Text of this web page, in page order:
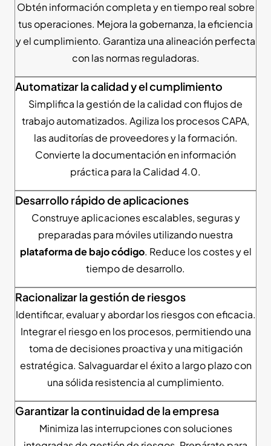
Obtén información completa y en tiempo real sobre
tus operaciones. Mejora la gobernanza, la eficiencia
y el cumplimiento. Garantiza una alineación perfecta
con las normas reguladoras.
Automatizar la calidad y el cumplimiento
Simplifica la gestión de la calidad con flujos de
trabajo automatizados. Agiliza los procesos CAPA,
las auditorías de proveedores y la formación.
Convierte la documentación en información
práctica para la Calidad 4.0.
Desarrollo rápido de aplicaciones
Construye aplicaciones escalables, seguras y
preparadas para móviles utilizando nuestra
plataforma de bajo código. Reduce los costes y el
tiempo de desarrollo.
Racionalizar la gestión de riesgos
Identificar, evaluar y abordar los riesgos con eficacia.
Integrar el riesgo en los procesos, permitiendo una
toma de decisiones proactiva y una mitigación
estratégica. Salvaguardar el éxito a largo plazo con
una sólida resistencia al cumplimiento.
Garantizar la continuidad de la empresa
Minimiza las interrupciones con soluciones